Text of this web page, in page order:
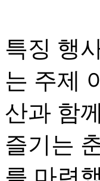
특징 행
는 주제
산과 함
즐기는